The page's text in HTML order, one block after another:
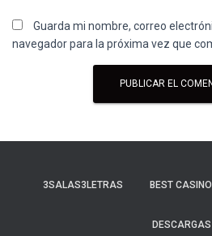
Guarda mi nombre, correo
navegador para la próxima vez que
3SALAS3LETRAS BEST
DESCARGAS